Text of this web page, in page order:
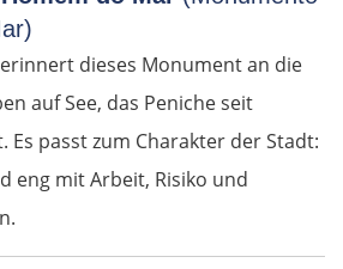
dieses Monument an die
auf See, das Peniche seit
Es passt zum Charakter der Stadt:
eng mit Arbeit, Risiko und